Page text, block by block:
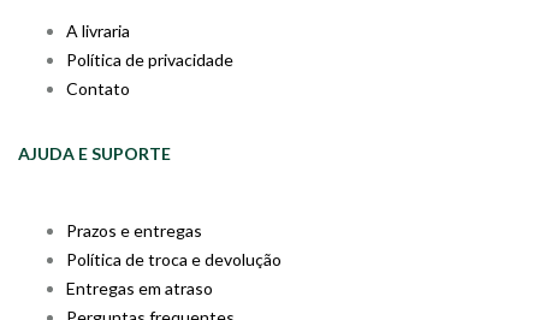
A livraria
Política de privacidade
Contato
AJUDA E SUPORTE
Prazos e entregas
Política de troca e devolução
Entregas em atraso